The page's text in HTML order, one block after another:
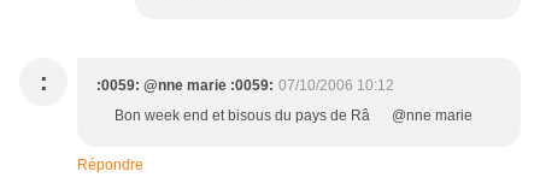
: :0059: @nne marie :0059: 07/10/2006 10:12
Bon week end et bisous du pays de Râ @nne marie
Répondre